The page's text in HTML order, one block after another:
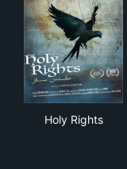
Holy Rights